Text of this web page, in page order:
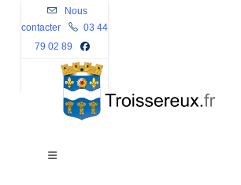
Skip
to
content
Nous
contacter
03 44
79 02 89